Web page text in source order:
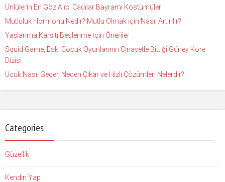
Ünlülerin En Göz Alıcı Cadılar Bayramı Kostümüleri
Mutluluk Hormonu Nedir? Mutlu Olmak için Nasıl Artırılır?
Yaşlanma Karşıtı Beslenme İçin Öneriler
Squid Game, Eski Çocuk Oyunlarının Cinayetle Bittiği Güney Kore
Dizisi
Uçuk Nasıl Geçer, Neden Çıkar ve Hızlı Çözümleri Nelerdir?
Categories
Güzellik
Kendin Yap